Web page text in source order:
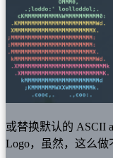
或替换默认的 ASCII
Logo，虽然，这么做